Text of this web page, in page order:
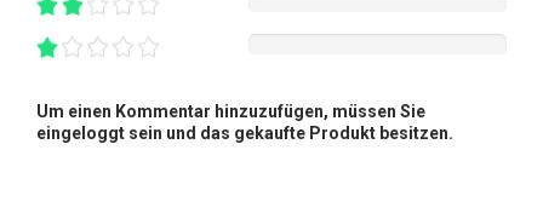
Um einen Kommentar hinzuzufügen, müssen Sie
eingeloggt sein und das gekaufte Produkt besitzen.